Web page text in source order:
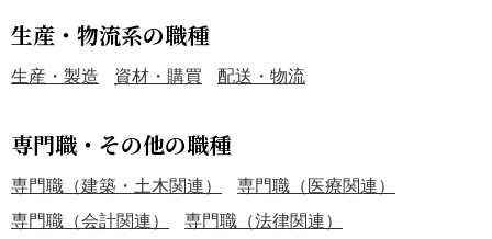
生産・物流系の職種
生産・製造 資材・購買 配送・物流
専門職・その他の職種
専門職（建築・土木関連）
専門職（医療関連）
専門職（会計関連）
専門職（法律関連）